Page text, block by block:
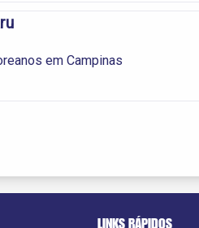
em Campinas
LINKS RÁPIDOS